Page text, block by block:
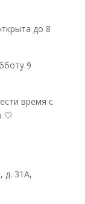
до 8
9
время с
🤍
д. 31А,